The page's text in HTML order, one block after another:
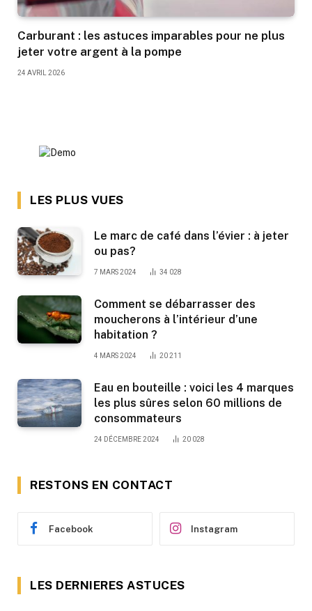
Carburant : les astuces imparables pour ne plus
jeter votre argent à la pompe
24 AVRIL 2026
LES PLUS VUES
Le marc de café dans l’évier : à jeter
ou pas?
7 MARS 2024 34 028
Comment se débarrasser des
moucherons à l’intérieur d’une
habitation ?
4 MARS 2024 20 211
Eau en bouteille : voici les 4 marques
les plus sûres selon 60 millions de
consommateurs
24 DÉCEMBRE 2024 20 028
RESTONS EN CONTACT
Facebook Instagram
LES DERNIERES ASTUCES